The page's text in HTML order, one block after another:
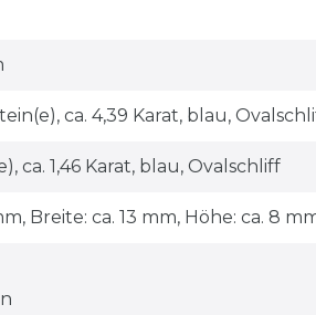
ca. 4,39 Karat, blau,
ca. 1,46 Karat, blau, Ovalschliff
Breite: ca. 13 mm, Höhe: ca. 8